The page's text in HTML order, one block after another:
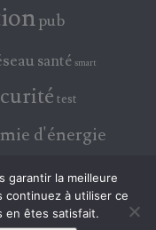
pub
santé smart
test
d'énergie
garantir la meilleure
continuez à utiliser ce
en êtes satisfait.